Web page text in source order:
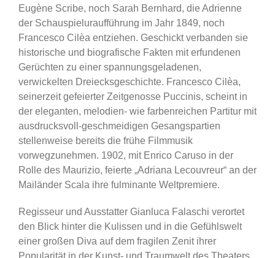
Eugène Scribe, noch Sarah Bernhard, die Adrienne
der Schauspieluraufführung im Jahr 1849, noch
Francesco Cilèa entziehen. Geschickt verbanden sie
historische und biografische Fakten mit erfundenen
Gerüchten zu einer spannungsgeladenen,
verwickelten Dreiecksgeschichte. Francesco Cilèa,
seinerzeit gefeierter Zeitgenosse Puccinis, scheint in
der eleganten, melodien- wie farbenreichen Partitur mit
ausdrucksvoll-geschmeidigen Gesangspartien
stellenweise bereits die frühe Filmmusik
vorwegzunehmen. 1902, mit Enrico Caruso in der
Rolle des Maurizio, feierte „Adriana Lecouvreur“ an der
Mailänder Scala ihre fulminante Weltpremiere.
Regisseur und Ausstatter Gianluca Falaschi verortet
den Blick hinter die Kulissen und in die Gefühlswelt
einer großen Diva auf dem fragilen Zenit ihrer
Popularität in der Kunst- und Traumwelt des Theaters